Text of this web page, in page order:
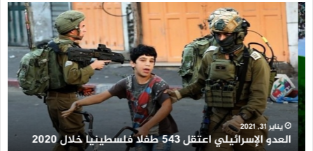
العدو
الإسرائيلي
اعتقل
543
طفلا
فلسطينيا
خلال
2020
يناير 31, 2021
العدو الإسرائيلي اعتقل 543 طفلا فلسطينيا خلال 2020